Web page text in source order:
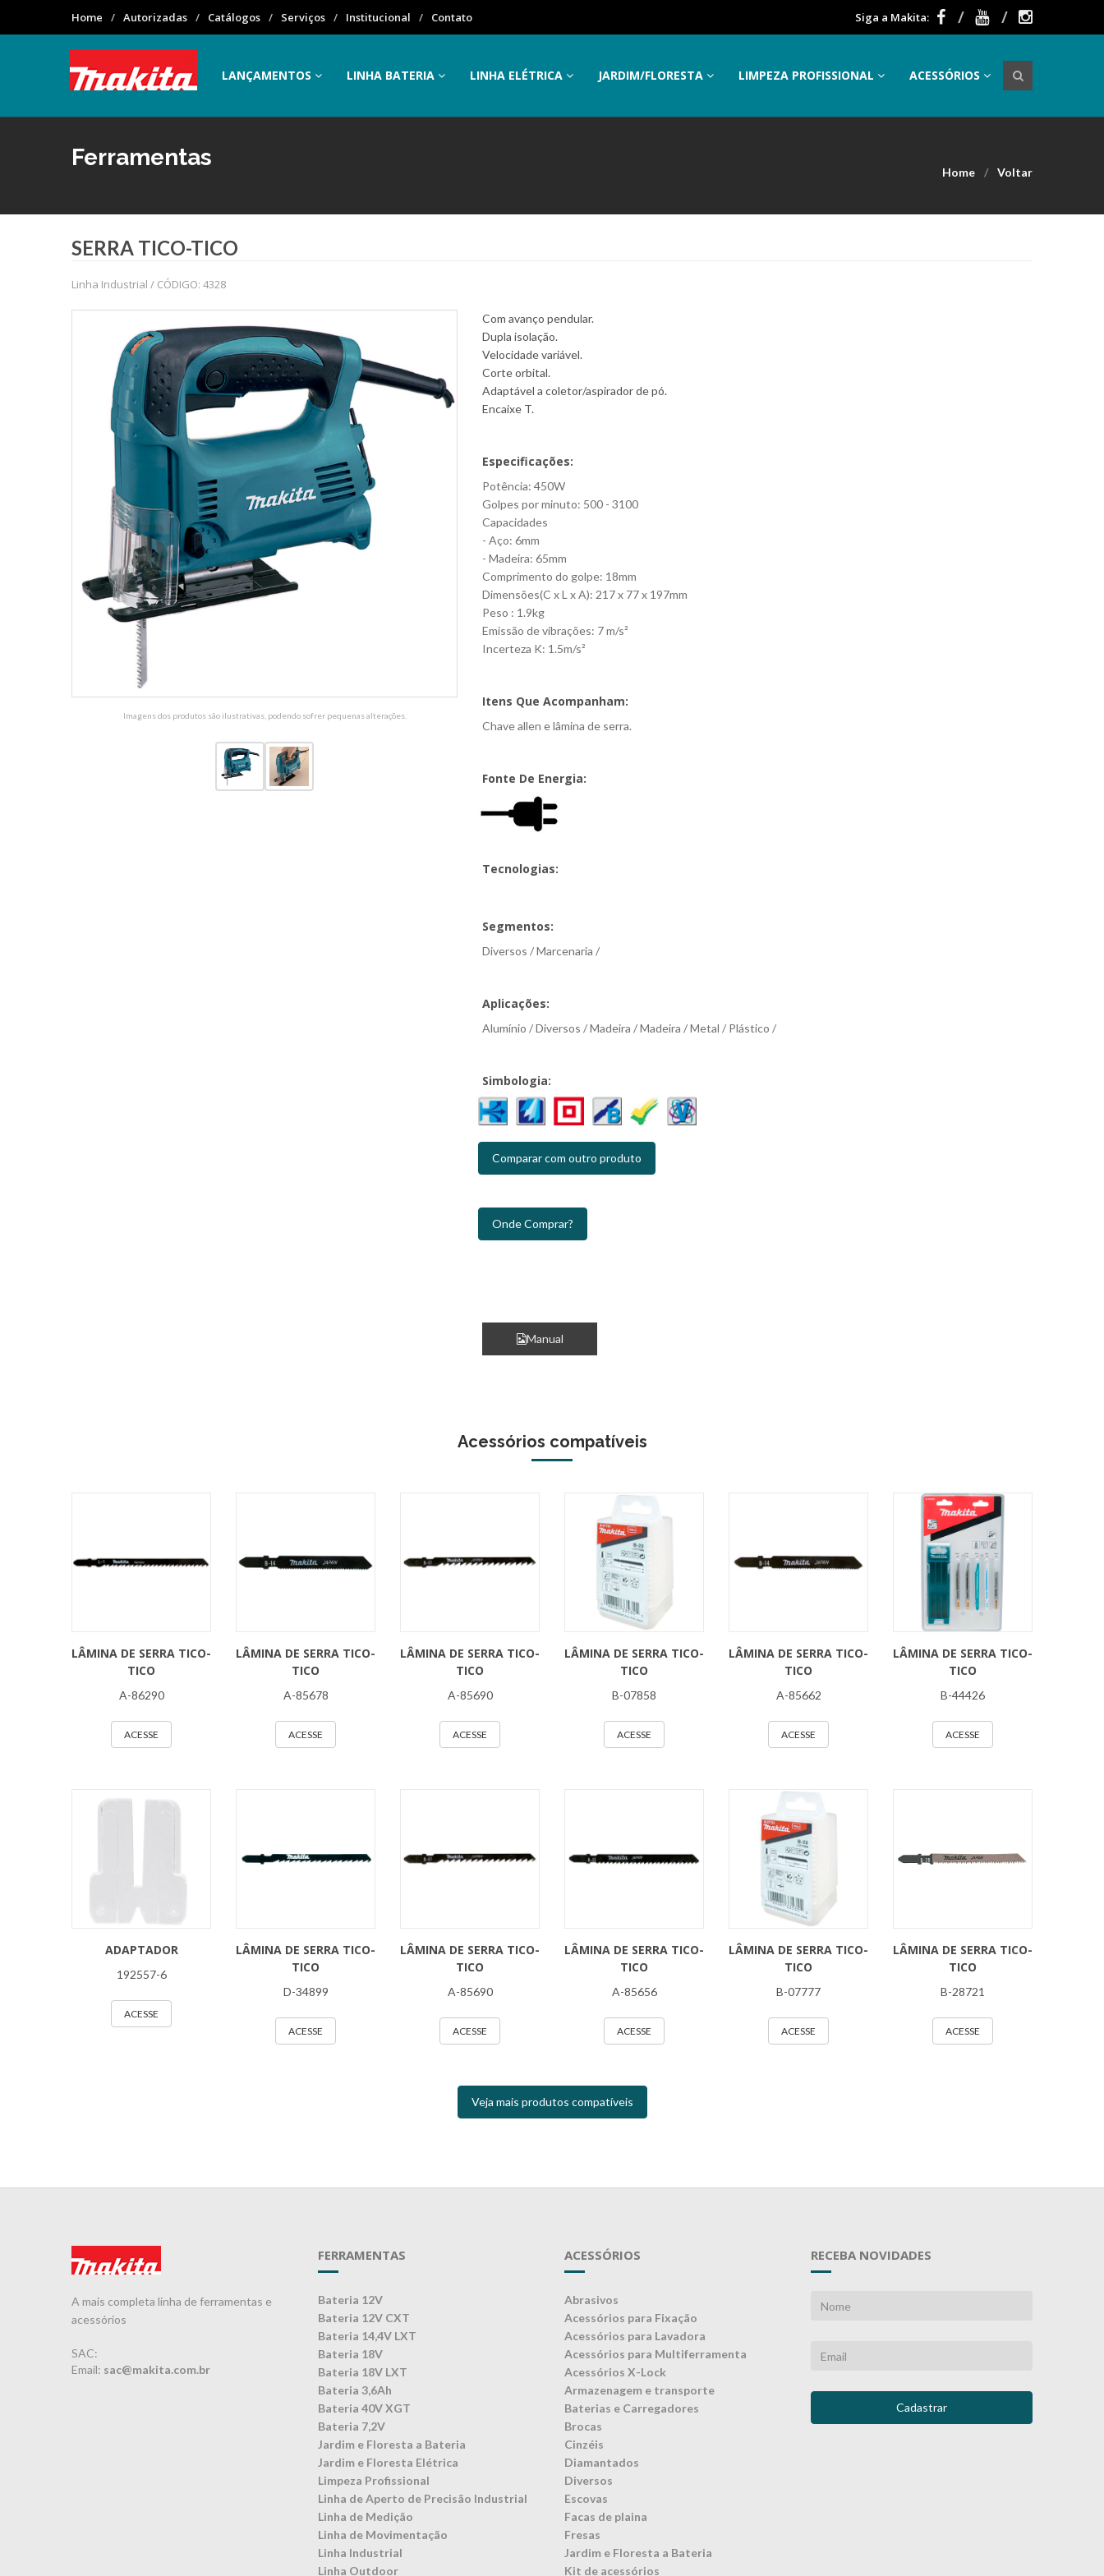
Home Autorizadas Catálogos Serviços Institucional Contato Siga a Makita:
LANÇAMENTOS LINHA BATERIA LINHA ELÉTRICA JARDIM/FLORESTA LIMPEZA PROFISSIONAL ACESSÓRIOS
Ferramentas
Home Voltar
SERRA TICO-TICO
Linha Industrial / CÓDIGO: 4328
Imagens dos produtos são ilustrativas, podendo sofrer pequenas alterações.
Com avanço pendular.
Dupla isolação.
Velocidade variável.
Corte orbital.
Adaptável a coletor/aspirador de pó.
Encaixe T.
Especificações:
Potência: 450W
Golpes por minuto: 500 - 3100
Capacidades
- Aço: 6mm
- Madeira: 65mm
Comprimento do golpe: 18mm
Dimensões(C x L x A): 217 x 77 x 197mm
Peso : 1.9kg
Emissão de vibrações: 7 m/s²
Incerteza K: 1.5m/s²
Itens Que Acompanham:
Chave allen e lâmina de serra.
Fonte De Energia:
Tecnologias:
Segmentos:
Diversos / Marcenaria /
Aplicações:
Alumínio / Diversos / Madeira / Madeira / Metal / Plástico /
Simbologia:
Comparar com outro produto
Onde Comprar?
Manual
Acessórios compatíveis
LÂMINA DE SERRA TICO-
TICO
A-86290
ACESSE
LÂMINA DE SERRA TICO-
TICO
A-85678
ACESSE
LÂMINA DE SERRA TICO-
TICO
A-85690
ACESSE
LÂMINA DE SERRA TICO-
TICO
B-07858
ACESSE
LÂMINA DE SERRA TICO-
TICO
A-85662
ACESSE
LÂMINA DE SERRA TICO-
TICO
B-44426
ACESSE
ADAPTADOR
192557-6
ACESSE
LÂMINA DE SERRA TICO-
TICO
D-34899
ACESSE
LÂMINA DE SERRA TICO-
TICO
A-85690
ACESSE
LÂMINA DE SERRA TICO-
TICO
A-85656
ACESSE
LÂMINA DE SERRA TICO-
TICO
B-07777
ACESSE
LÂMINA DE SERRA TICO-
TICO
B-28721
ACESSE
Veja mais produtos compatíveis
A mais completa linha de ferramentas e
acessórios
SAC:
Email: sac@makita.com.br
FERRAMENTAS
Bateria 12V
Bateria 12V CXT
Bateria 14,4V LXT
Bateria 18V
Bateria 18V LXT
Bateria 3,6Ah
Bateria 40V XGT
Bateria 7,2V
Jardim e Floresta a Bateria
Jardim e Floresta Elétrica
Limpeza Profissional
Linha de Aperto de Precisão Industrial
Linha de Medição
Linha de Movimentação
Linha Industrial
Linha Outdoor
ACESSÓRIOS
Abrasivos
Acessórios para Fixação
Acessórios para Lavadora
Acessórios para Multiferramenta
Acessórios X-Lock
Armazenagem e transporte
Baterias e Carregadores
Brocas
Cinzéis
Diamantados
Diversos
Escovas
Facas de plaina
Fresas
Jardim e Floresta a Bateria
Kit de acessórios
RECEBA NOVIDADES